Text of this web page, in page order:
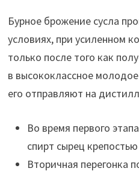
Бурное брожение сусла
условиях, при усиленном
только после того как
в высококлассное
его отправляют на
Во время первого
спирт сырец
Вторичная перегонка